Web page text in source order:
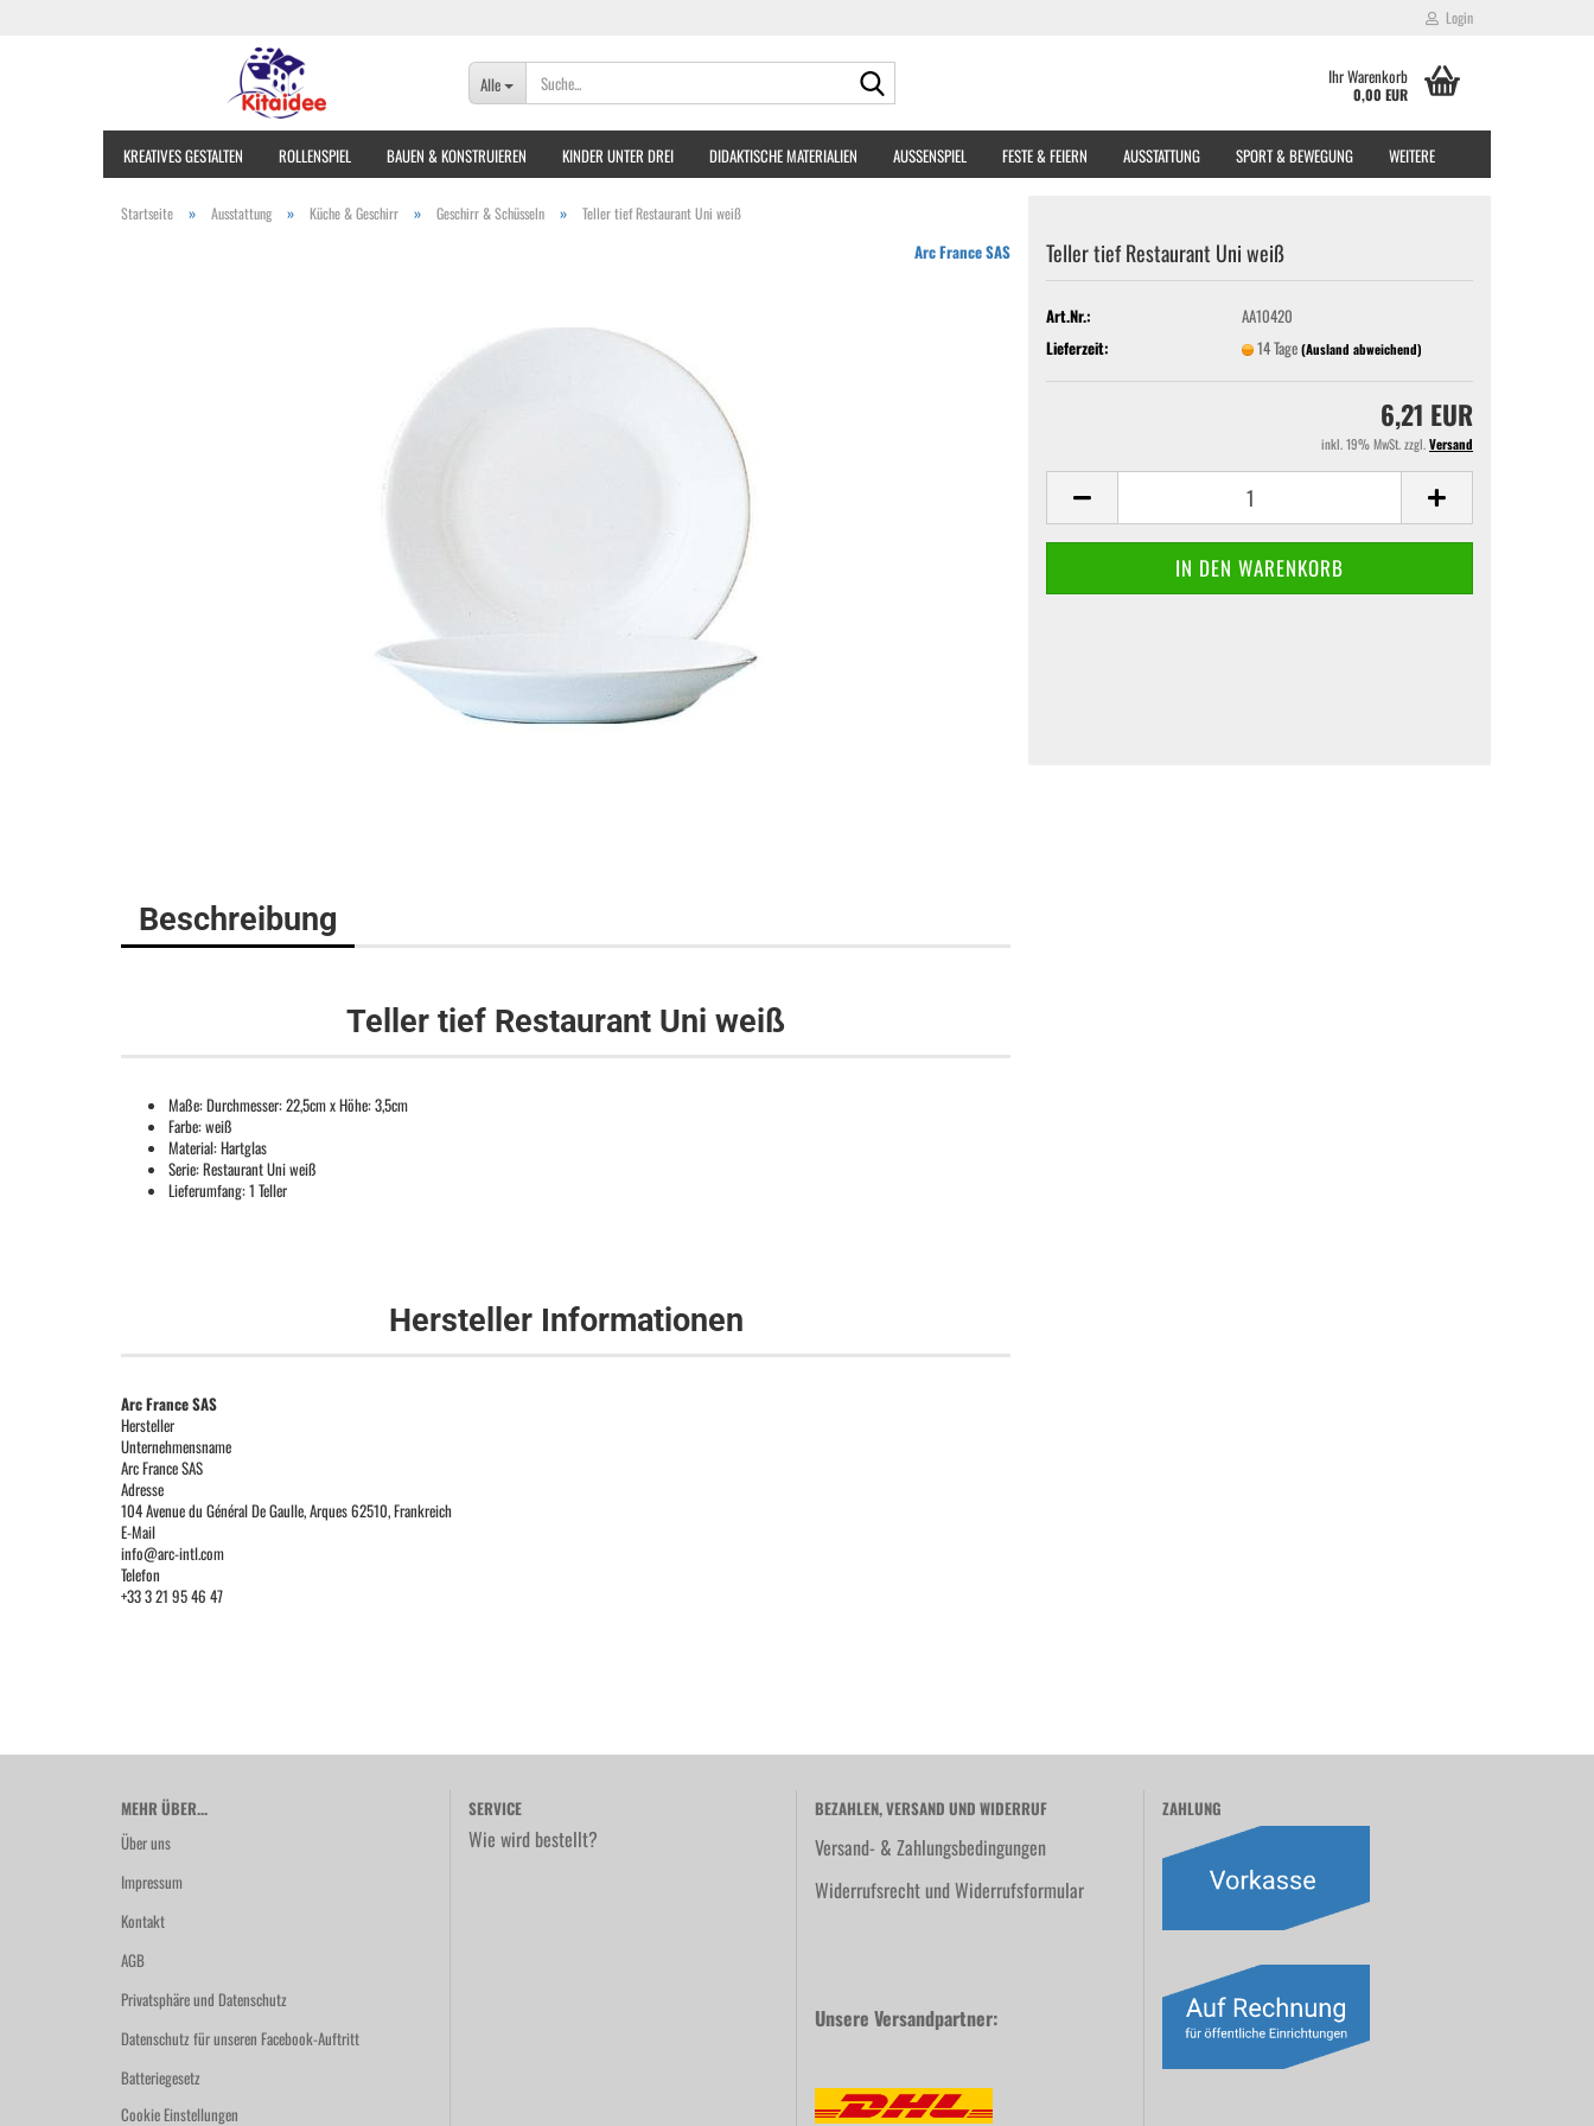
Login
Alle Ihr Warenkorb
0,00 EUR
KREATIVES GESTALTEN ROLLENSPIEL BAUEN & KONSTRUIEREN KINDER UNTER DREI DIDAKTISCHE MATERIALIEN AUSSENSPIEL FESTE & FEIERN AUSSTATTUNG SPORT & BEWEGUNG WEITERE
Startseite » Ausstattung » Küche & Geschirr » Geschirr & Schüsseln » Teller tief Restaurant Uni weiß
Arc France SAS Teller tief Restaurant Uni weiß
Art.Nr.:
AA10420
Lieferzeit:
14 Tage(Ausland abweichend)
6,21 EUR
inkl. 19% MwSt. zzgl.Versand
Beschreibung
Teller tief Restaurant Uni weiß
Maße: Durchmesser: 22,5cm x Höhe: 3,5cm
Farbe: weiß
Material: Hartglas
Serie: Restaurant Uni weiß
Lieferumfang: 1 Teller
Hersteller Informationen
Arc France SAS
Hersteller
Unternehmensname
Arc France SAS
Adresse
104 Avenue du Général De Gaulle, Arques 62510, Frankreich
E-Mail
info@arc-intl.com
Telefon
+33 3 21 95 46 47
MEHR ÜBER...
Über uns
Impressum
Kontakt
AGB
Privatsphäre und Datenschutz
Datenschutz für unseren Facebook-Auftritt
Batteriegesetz
Cookie Einstellungen
SERVICE
Wie wird bestellt?
BEZAHLEN, VERSAND UND WIDERRUF
Versand- & Zahlungsbedingungen
Widerrufsrecht und Widerrufsformular
Unsere Versandpartner:
ZAHLUNG